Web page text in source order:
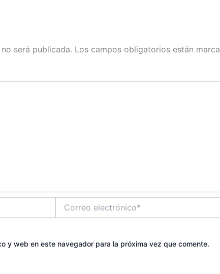
será publicada. Los campos obligatorios están
electrónico*
y web en este navegador para la próxima vez que comente.